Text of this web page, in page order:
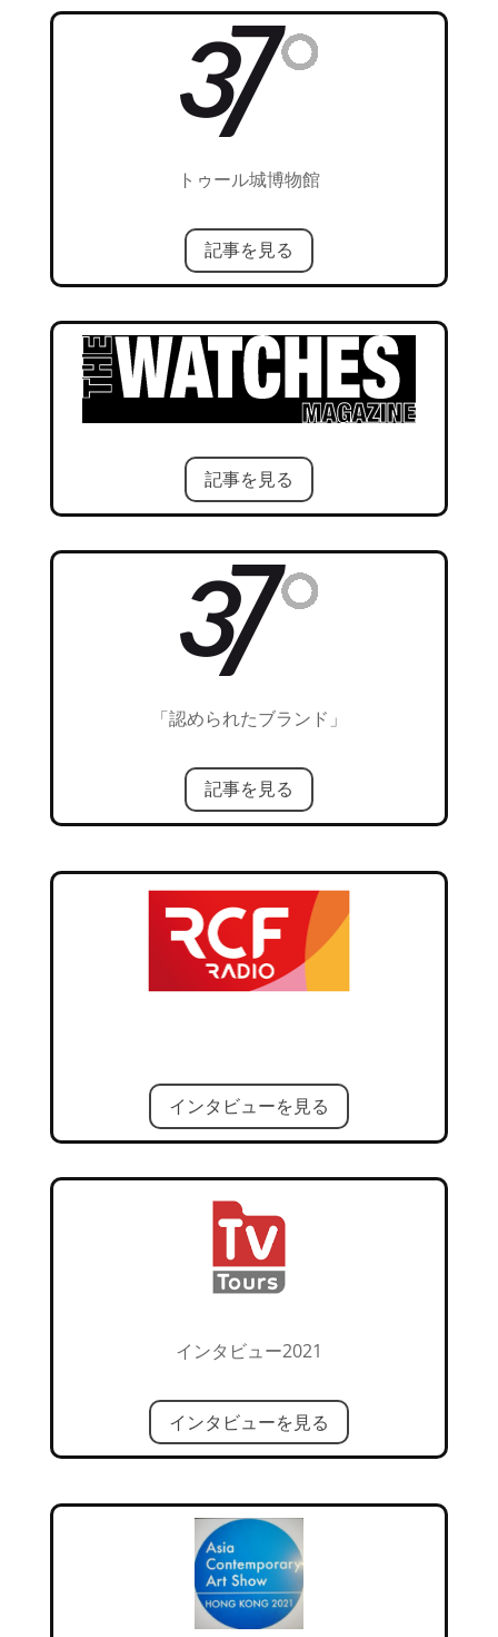
トゥール城博物館
記事を見る
記事を見る
「認められたブランド」
記事を見る
インタビューを見る
インタビュー2021
インタビューを見る